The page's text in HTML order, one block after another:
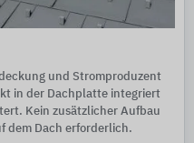
und Stromproduzent
in der Dachplatte integriert
Kein zusätzlicher Aufbau
dem Dach erforderlich.